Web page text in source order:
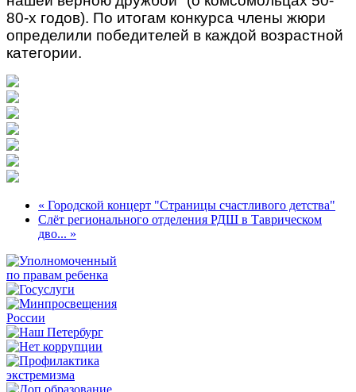
80-х годов). По итогам конкурса члены жюри
определили победителей в каждой возрастной
категории.
« Городской концерт "Страницы счастливого детства"
Слёт регионального отделения РДШ в Таврическом
дво... »